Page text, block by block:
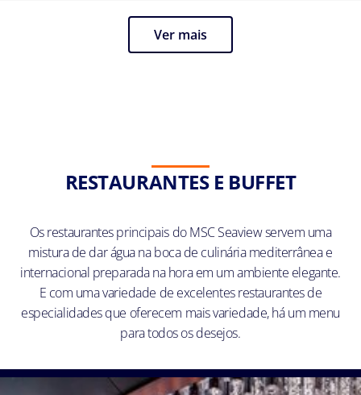
Ver mais
RESTAURANTES E BUFFET
Os restaurantes principais do MSC Seaview servem uma
mistura de dar água na boca de culinária mediterrânea e
internacional preparada na hora em um ambiente elegante.
E com uma variedade de excelentes restaurantes de
especialidades que oferecem mais variedade, há um menu
para todos os desejos.